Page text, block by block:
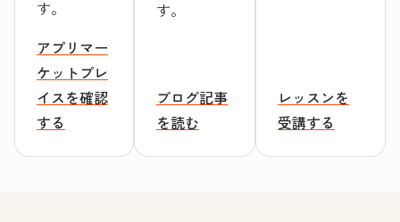
す。
アプリマー
ケットプレ
イスを確認
する
す。
ブログ記事
を読む
レッスンを
受講する